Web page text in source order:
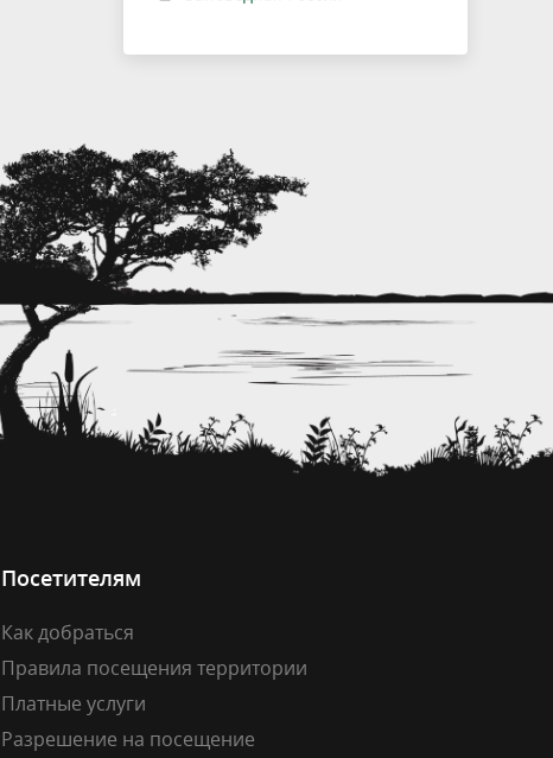
Посетителям
Как добраться
Правила посещения территории
Платные услуги
Разрешение на посещение